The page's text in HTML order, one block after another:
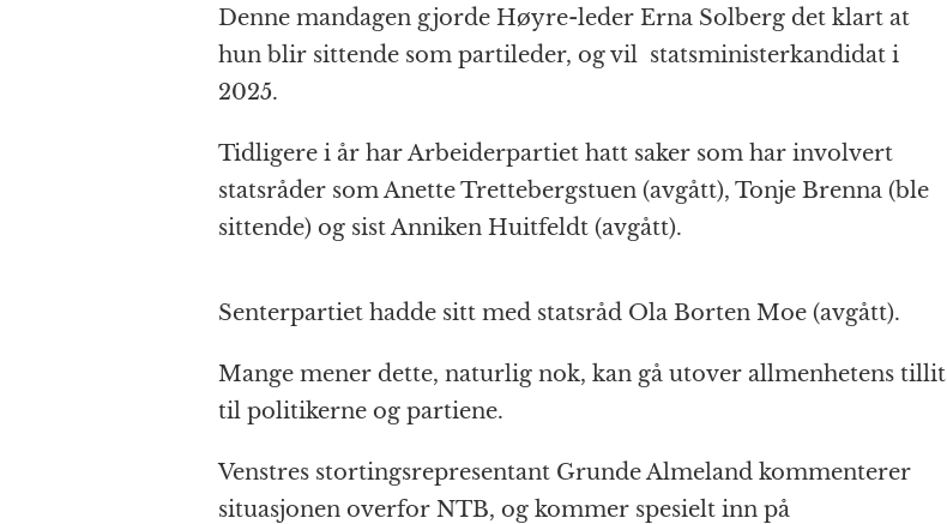
Denne mandagen gjorde Høyre-leder Erna Solberg det klart at
hun blir sittende som partileder, og vil statsministerkandidat i
2025.
Tidligere i år har Arbeiderpartiet hatt saker som har involvert
statsråder som Anette Trettebergstuen (avgått), Tonje Brenna (ble
sittende) og sist Anniken Huitfeldt (avgått).
Senterpartiet hadde sitt med statsråd Ola Borten Moe (avgått).
Mange mener dette, naturlig nok, kan gå utover allmenhetens tillit
til politikerne og partiene.
Venstres stortingsrepresentant Grunde Almeland kommenterer
situasjonen overfor NTB, og kommer spesielt inn på